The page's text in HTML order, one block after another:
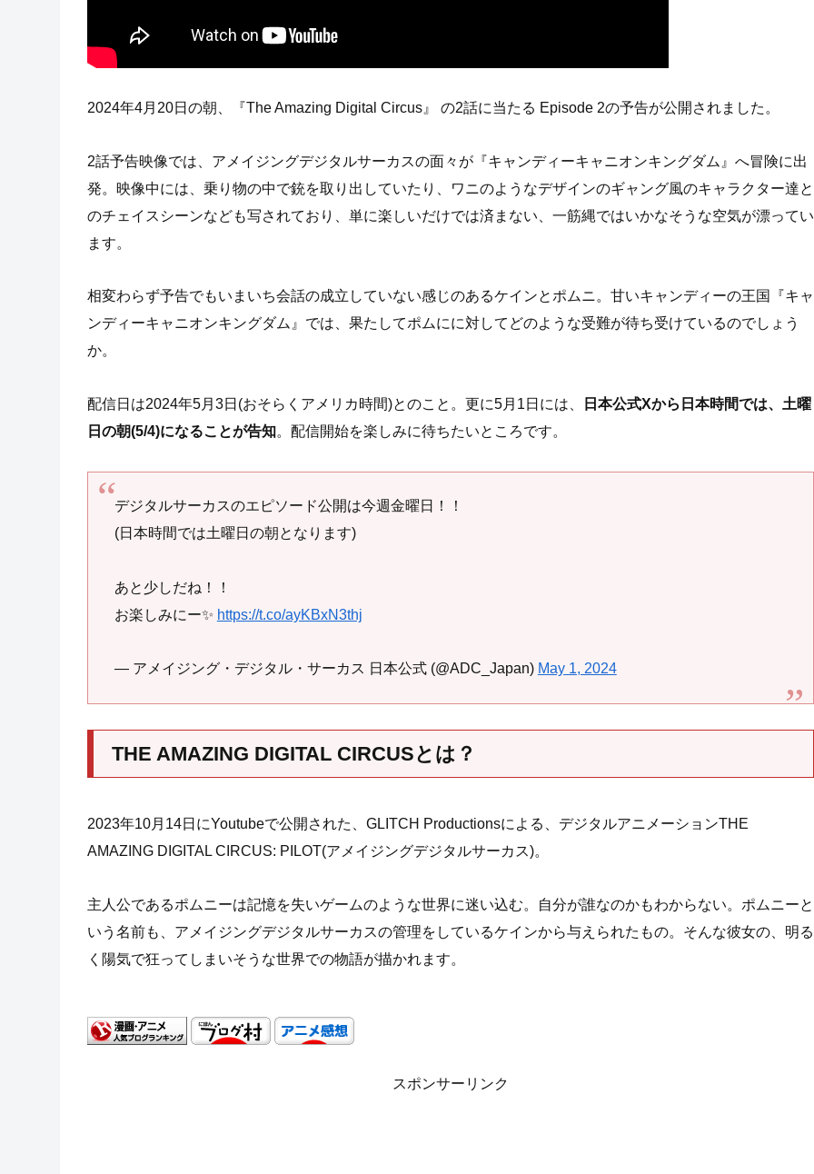
2024年4月20日の朝、『The Amazing Digital Circus』 の2話に当たる Episode 2の予告が公開されました。
2話予告映像では、アメイジングデジタルサーカスの面々が『キャンディーキャニオンキングダム』へ冒険に出
発。映像中には、乗り物の中で銃を取り出していたり、ワニのようなデザインのギャング風のキャラクター達と
のチェイスシーンなども写されており、単に楽しいだけでは済まない、一筋縄ではいかなそうな空気が漂ってい
ます。
相変わらず予告でもいまいち会話の成立していない感じのあるケインとポムニ。甘いキャンディーの王国『キャ
ンディーキャニオンキングダム』では、果たしてポムにに対してどのような受難が待ち受けているのでしょう
か。
配信日は2024年5月3日(おそらくアメリカ時間)とのこと。更に5月1日には、
日本公式Xから日本時間では、土曜
日の朝(5/4)になることが告知。配信開始を楽しみに待ちたいところです。
デジタルサーカスのエピソード公開は今週金曜日！！
(日本時間では土曜日の朝となります)
あと少しだね！！
お楽しみにー✨ https://t.co/ayKBxN3thj
— アメイジング・デジタル・サーカス 日本公式 (@ADC_Japan) May 1, 2024
THE AMAZING DIGITAL CIRCUSとは？
2023年10月14日にYoutubeで公開された、GLITCH Productionsによる、デジタルアニメーションTHE
AMAZING DIGITAL CIRCUS: PILOT(アメイジングデジタルサーカス)。
主人公であるポムニーは記憶を失いゲームのような世界に迷い込む。自分が誰なのかもわからない。ポムニーと
いう名前も、アメイジングデジタルサーカスの管理をしているケインから与えられたもの。そんな彼女の、明る
く陽気で狂ってしまいそうな世界での物語が描かれます。
スポンサーリンク